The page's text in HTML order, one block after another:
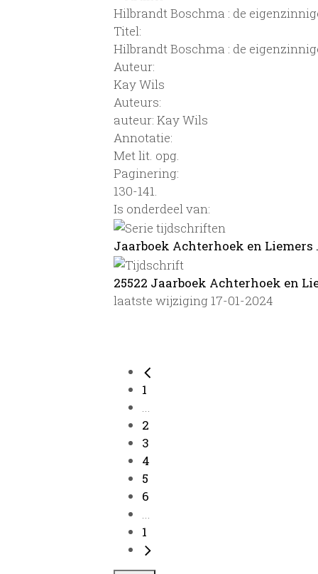
Hilbrandt Boschma : de
Titel:
Hilbrandt Boschma : de
Auteur:
Kay Wils
Auteurs:
auteur: Kay Wils
Annotatie:
Met lit. opg.
Paginering:
130-141.
Is onderdeel van:
Jaarboek Achterhoek en Liemers
25522 Jaarboek Achterhoek en
laatste wijziging 17-01-2024
1
...
2
3
4
5
6
...
1